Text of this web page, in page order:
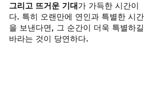
그리고 뜨거운 기대가 가득한 시간이
다. 특히 오랜만에 연인과 특별한 시간
을 보낸다면, 그 순간이 더욱 특별하길
바라는 것이 당연하다.